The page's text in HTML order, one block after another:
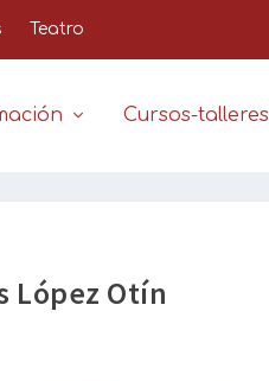
Teatro
Cursos-talleres
López Otín